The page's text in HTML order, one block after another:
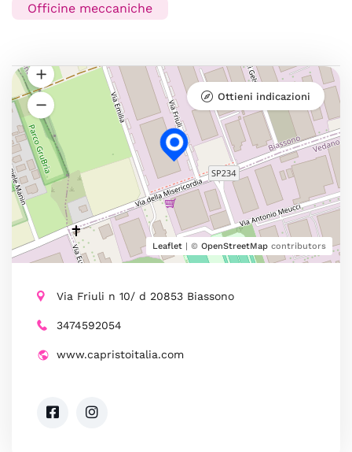
Officine meccaniche
Leaflet | © OpenStreetMap contributors
Ottieni indicazioni
Via Friuli n 10/ d 20853 Biassono
3474592054
www.capristoitalia.com